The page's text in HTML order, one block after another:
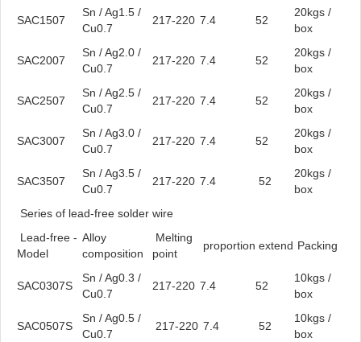
SAC1507
Sn / Ag1.5 /
Cu0.7
217-220 7.4 52
20kgs /
box
SAC2007
Sn / Ag2.0 /
Cu0.7
217-220 7.4 52
20kgs /
box
SAC2507
Sn / Ag2.5 /
Cu0.7
217-220 7.4 52
20kgs /
box
SAC3007
Sn / Ag3.0 /
Cu0.7
217-220 7.4 52
20kgs /
box
SAC3507
Sn / Ag3.5 /
Cu0.7
217-220 7.4 52
20kgs /
box
Series of lead-free solder wire
Lead-free -
Model
Alloy
composition
Melting
point
proportion extend Packing
SAC0307S
Sn / Ag0.3 /
Cu0.7
217-220 7.4 52
10kgs /
box
SAC0507S
Sn / Ag0.5 /
Cu0.7
217-220 7.4 52
10kgs /
box